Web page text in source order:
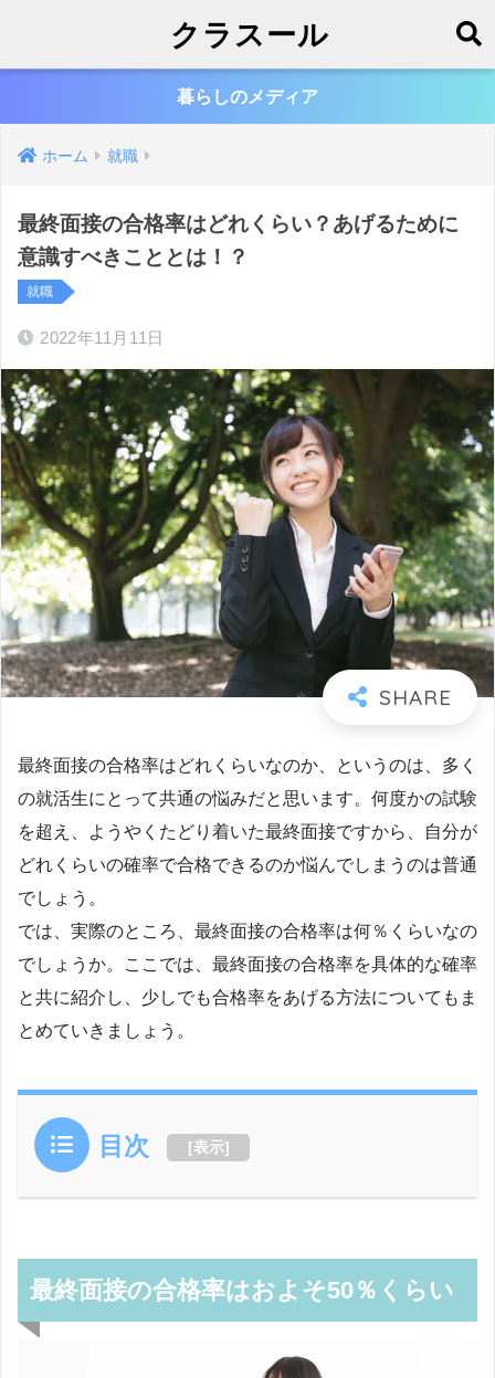
クラスール
暮らしのメディア
ホーム 就職
最終面接の合格率はどれくらい？あげるために
意識すべきこととは！？
就職
2022年11月11日
最終面接の合格率はどれくらいなのか、というのは、多く
の就活生にとって共通の悩みだと思います。何度かの試験
を超え、ようやくたどり着いた最終面接ですから、自分が
どれくらいの確率で合格できるのか悩んでしまうのは普通
でしょう。
では、実際のところ、最終面接の合格率は何％くらいなの
でしょうか。ここでは、最終面接の合格率を具体的な確率
と共に紹介し、少しでも合格率をあげる方法についてもま
とめていきましょう。
目次 [表示]
最終面接の合格率はおよそ50％くらい